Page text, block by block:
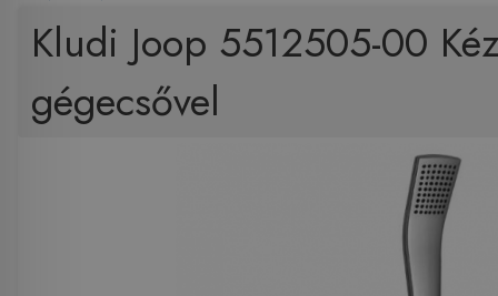
Kludi Joop 5512505-00
gégecsővel